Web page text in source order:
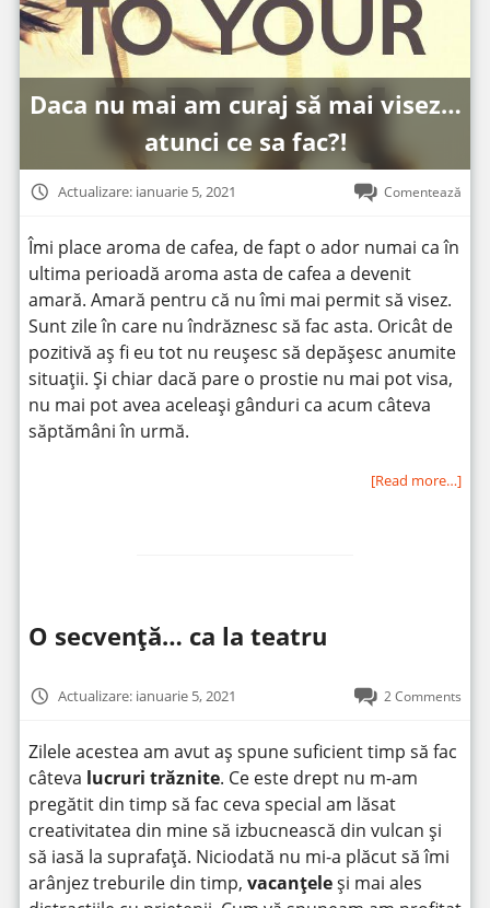
Daca nu mai am curaj să mai visez…
atunci ce sa fac?!
Actualizare: ianuarie 5, 2021 Comentează
Îmi place aroma de cafea, de fapt o ador numai ca în
ultima perioadă aroma asta de cafea a devenit
amară. Amară pentru că nu îmi mai permit să visez.
Sunt zile în care nu îndrăznesc să fac asta. Oricât de
pozitivă aș fi eu tot nu reușesc să depășesc anumite
situații. Și chiar dacă pare o prostie nu mai pot visa,
nu mai pot avea aceleași gânduri ca acum câteva
săptămâni în urmă.
[Read more…]
O secvență… ca la teatru
Actualizare: ianuarie 5, 2021 2 Comments
Zilele acestea am avut aș spune suficient timp să fac
câteva lucruri trăznite. Ce este drept nu m-am
pregătit din timp să fac ceva special am lăsat
creativitatea din mine să izbucnească din vulcan și
să iasă la suprafață. Niciodată nu mi-a plăcut să îmi
arânjez treburile din timp, vacanțeleși mai ales